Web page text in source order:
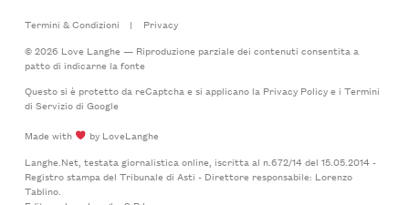
Termini & Condizioni |
Privacy
© 2026 Love Langhe — Riproduzione parziale dei contenuti consentita a
patto di indicarne la fonte
Questo si è protetto da reCaptcha e si applicano la Privacy Policye i Termini
di Serviziodi Google
Made with
by LoveLanghe
Langhe.Net, testata giornalistica online, iscritta al n.672/14 del 15.05.2014 -
Registro stampa del Tribunale di Asti - Direttore responsabile: Lorenzo
Tablino.